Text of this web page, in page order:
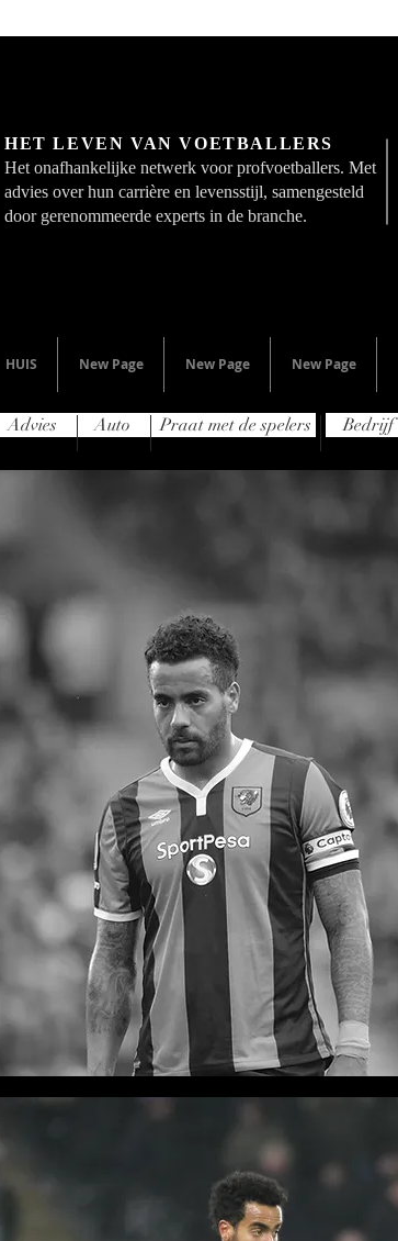
HET LEVEN VAN VOETBALLERS
Het onafhankelijke netwerk voor profvoetballers. Met
advies over hun carrière en levensstijl, samengesteld
door gerenommeerde experts in de branche.
HUIS New Page New Page New Page
Advies Auto Praat met de spelers Bedrijf